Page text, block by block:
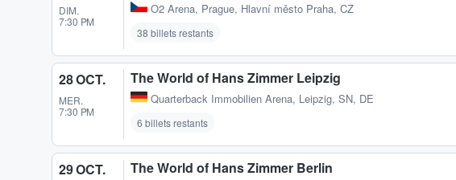
DIM.
7:30 PM
O2 Arena, Prague, Hlavní město Praha, CZ
38 billets restants
28 OCT.
MER.
7:30 PM
The World of Hans Zimmer Leipzig
Quarterback Immobilien Arena, Leipzig, SN, DE
6 billets restants
29 OCT. The World of Hans Zimmer Berlin